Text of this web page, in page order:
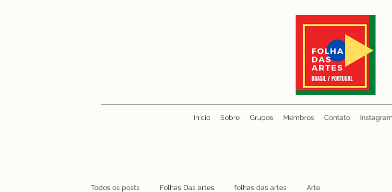
Início Sobre Grupos Membros Contato Instagram
Todos os posts Folhas Das artes folhas das artes Arte